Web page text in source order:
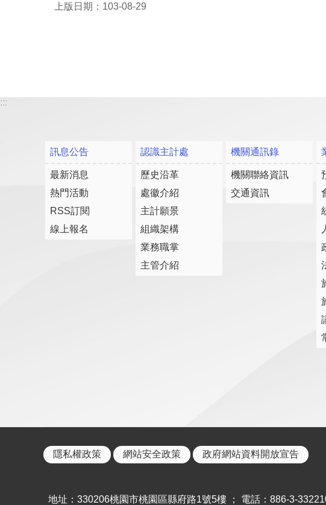
上版日期：103-08-29
:::
訊息公告
最新消息
熱門活動
RSS訂閱
線上報名
認識主計處
歷史沿革
處徽介紹
主計願景
組織架構
業務職掌
主管介紹
機關通訊錄
機關聯絡資訊
交通資訊
隱私權政策 網站安全政策 政府網站資料開放宣告
地址：330206桃園市桃園區縣府路1號5樓 ； 電話：886-3-